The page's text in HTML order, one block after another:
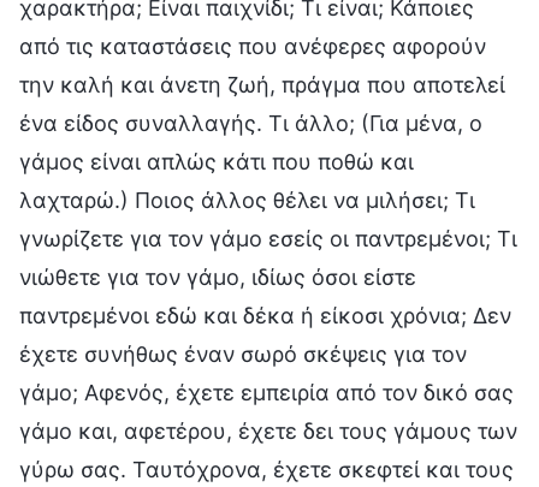
χαρακτήρα; Είναι παιχνίδι; Τι είναι; Κάποιες
από τις καταστάσεις που ανέφερες αφορούν
την καλή και άνετη ζωή, πράγμα που αποτελεί
ένα είδος συναλλαγής. Τι άλλο; (Για μένα, ο
γάμος είναι απλώς κάτι που ποθώ και
λαχταρώ.) Ποιος άλλος θέλει να μιλήσει; Τι
γνωρίζετε για τον γάμο εσείς οι παντρεμένοι; Τι
νιώθετε για τον γάμο, ιδίως όσοι είστε
παντρεμένοι εδώ και δέκα ή είκοσι χρόνια; Δεν
έχετε συνήθως έναν σωρό σκέψεις για τον
γάμο; Αφενός, έχετε εμπειρία από τον δικό σας
γάμο και, αφετέρου, έχετε δει τους γάμους των
γύρω σας. Ταυτόχρονα, έχετε σκεφτεί και τους